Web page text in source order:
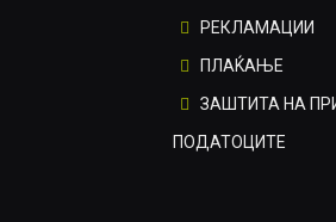
РЕКЛАМАЦИИ
ПЛАЌАЊЕ
ЗАШТИТА НА
ПОДАТОЦИТЕ